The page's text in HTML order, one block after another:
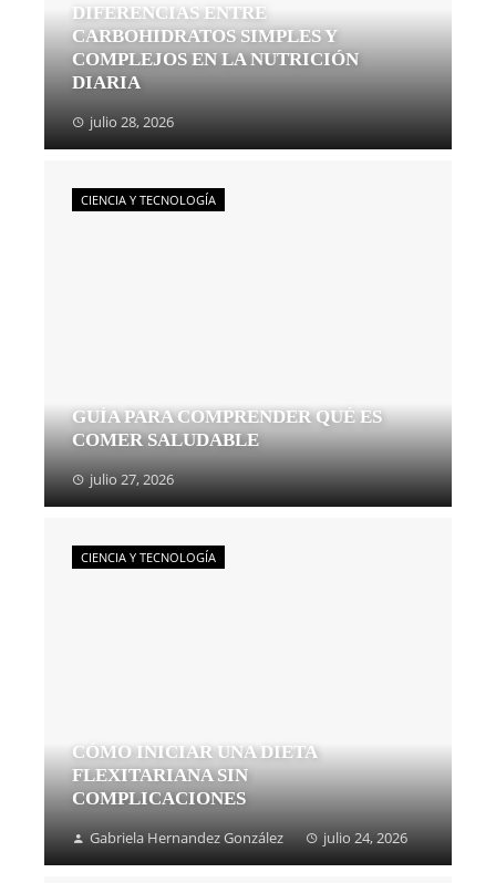
DIFERENCIAS ENTRE
CARBOHIDRATOS SIMPLES Y
COMPLEJOS EN LA NUTRICIÓN
DIARIA
julio 28, 2026
CIENCIA Y TECNOLOGÍA
GUÍA PARA COMPRENDER QUÉ ES
COMER SALUDABLE
julio 27, 2026
CIENCIA Y TECNOLOGÍA
CÓMO INICIAR UNA DIETA
FLEXITARIANA SIN
COMPLICACIONES
Gabriela Hernandez González julio 24, 2026